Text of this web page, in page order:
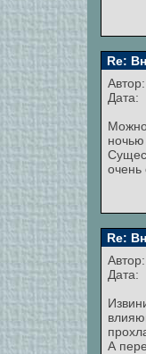
Re:
Автор:
Дата:
Можно
очень
Re:
Автор:
Дата:
А